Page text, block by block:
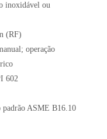
inoxidável ou
(RF)
operação
602
padrão ASME B16.10